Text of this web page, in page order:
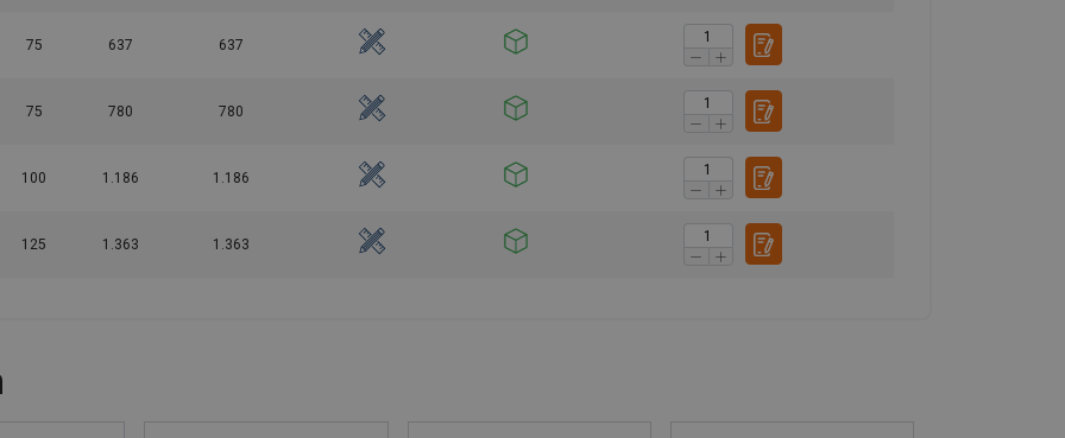
75 637 637
75 780 780
100 1.186 1.186
125 1.363 1.363